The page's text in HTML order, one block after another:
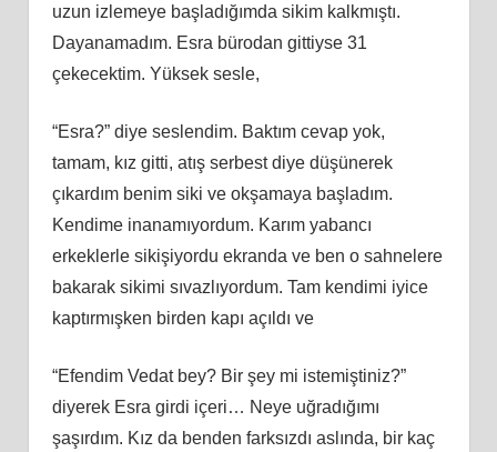
uzun izlemeye başladığımda sikim kalkmıştı.
Dayanamadım. Esra bürodan gittiyse 31
çekecektim. Yüksek sesle,
“Esra?” diye seslendim. Baktım cevap yok,
tamam, kız gitti, atış serbest diye düşünerek
çıkardım benim siki ve okşamaya başladım.
Kendime inanamıyordum. Karım yabancı
erkeklerle sikişiyordu ekranda ve ben o sahnelere
bakarak sikimi sıvazlıyordum. Tam kendimi iyice
kaptırmışken birden kapı açıldı ve
“Efendim Vedat bey? Bir şey mi istemiştiniz?”
diyerek Esra girdi içeri… Neye uğradığımı
şaşırdım. Kız da benden farksızdı aslında, bir kaç